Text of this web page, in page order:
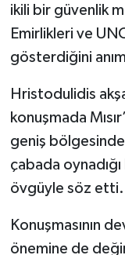
ikili bir güvenlik
Emirlikleri ve
gösterdiğini
Hristodulidis
konuşmada
geniş bölgesinde
çabada
övgüyle söz etti.
Konuşmasının
önemine de